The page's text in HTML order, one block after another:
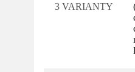
3 VARIANTY